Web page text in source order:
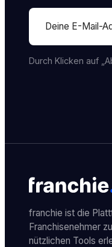
Section
Durch Klicken auf
franchie ist die
Franchisenehmer
nützlichen Tools